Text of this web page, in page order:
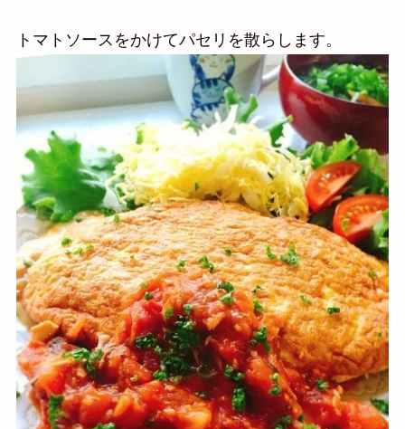
トマトソースをかけてパセリを散らします。